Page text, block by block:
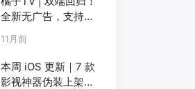
全新无广告，支持
Netflix、短剧、韩剧
等（ iOS+Android）
11月前
本周 iOS 更新｜7 款
影视神器伪装上架，